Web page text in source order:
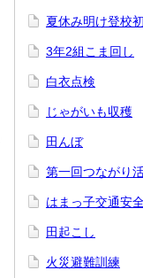
夏休み明け登校
3年2組こま回し
白衣点検
じゃがいも収穫
田んぼ
第一回つながり
はまっ子交通安
田起こし
火災避難訓練